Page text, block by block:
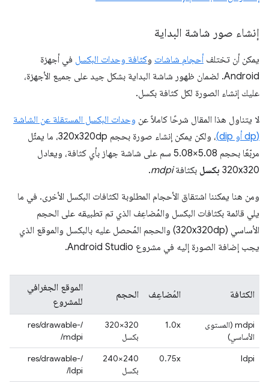
إنشاء صور شاشة البداية
يمكن أن تختلف أحجام شاشات وكثافة وحدات البكسل في أجهزة
Android. لضمان ظهور شاشة البداية بشكل جيد على جميع الأجهزة،
عليك إنشاء الصورة لكل كثافة بكسل.
لا يتناول هذا المقال شرحًا كاملاً عن وحدات البكسل المستقلة عن الشاشة
(dp أو dip)
، ولكن يمكن إنشاء صورة بحجم 320x320dp، ما يمثّل
مربّعًا بحجم 5.08×5.08 سم على شاشة جهاز بأي كثافة، ويعادل
320x320 بكسل بكثافةmdpi
.
ومن هنا يمكننا اشتقاق الأحجام المطلوبة لكثافات البكسل الأخرى. في ما
يلي قائمة بكثافات البكسل والمُضاعِف الذي تم تطبيقه على الحجم
الأساسي (320x320dp) والحجم المُحصل عليه بالبكسل والموقع الذي
يجب إضافة الصورة إليه في مشروع Android Studio.
الكثافة المُضاعِف الحجم
الموقع الجغرافي
للمشروع
mdpi (المستوى
الأساسي)
1.0x
‫320×320
بكسل
/res/drawable-
mdpi/
ldpi
0.75x
‫240×240
بكسل
/res/drawable-
ldpi/